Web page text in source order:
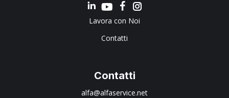
Linkedin Instagram
Lavora con Noi
Contatti
Contatti
alfa@alfaservice.net